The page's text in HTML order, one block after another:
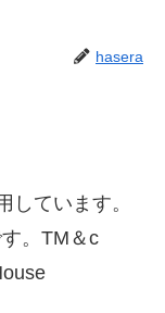
hasera
しています。
。TM＆c